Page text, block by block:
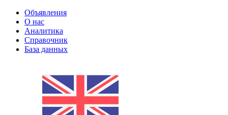
Объявления
О нас
Аналитика
Справочник
База данных